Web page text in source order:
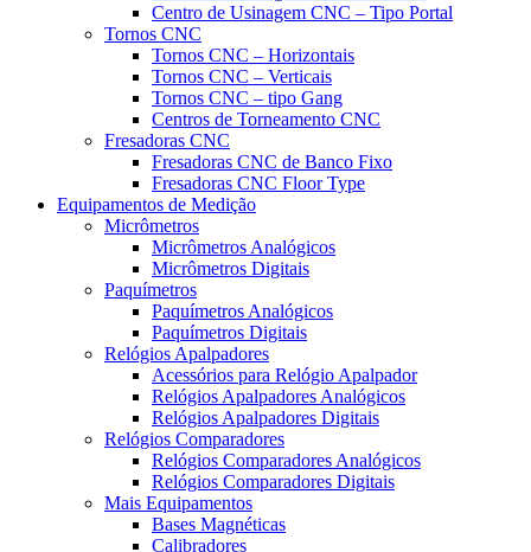
Centro de Usinagem CNC – Tipo Portal
Tornos CNC
Tornos CNC – Horizontais
Tornos CNC – Verticais
Tornos CNC – tipo Gang
Centros de Torneamento CNC
Fresadoras CNC
Fresadoras CNC de Banco Fixo
Fresadoras CNC Floor Type
Equipamentos de Medição
Micrômetros
Micrômetros Analógicos
Micrômetros Digitais
Paquímetros
Paquímetros Analógicos
Paquímetros Digitais
Relógios Apalpadores
Acessórios para Relógio Apalpador
Relógios Apalpadores Analógicos
Relógios Apalpadores Digitais
Relógios Comparadores
Relógios Comparadores Analógicos
Relógios Comparadores Digitais
Mais Equipamentos
Bases Magnéticas
Calibradores